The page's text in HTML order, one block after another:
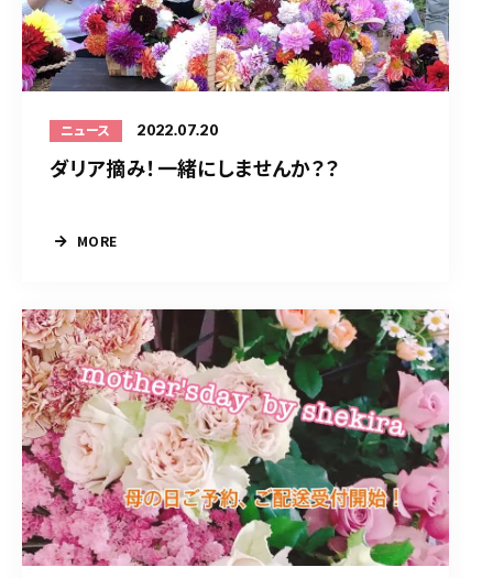
ニュース 2022.07.20
ダリア摘み！一緒にしませんか？？
MORE